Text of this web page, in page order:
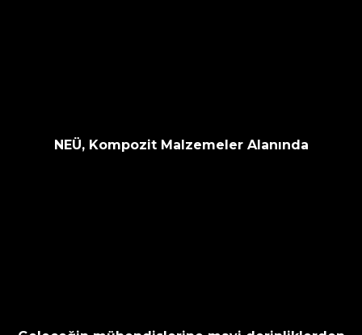
NEÜ, Kompozit Malzemeler Alanında